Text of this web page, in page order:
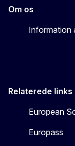
Om os
Information
Relaterede links
European
Europass